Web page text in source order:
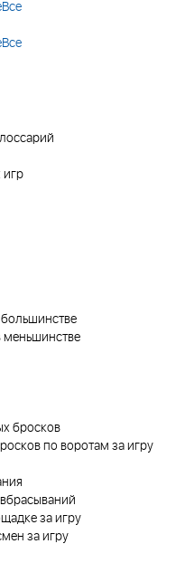
Все
Все
игр
бросков
по воротам за игру
за игру
за игру